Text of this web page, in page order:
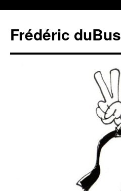
Frédéric duBus